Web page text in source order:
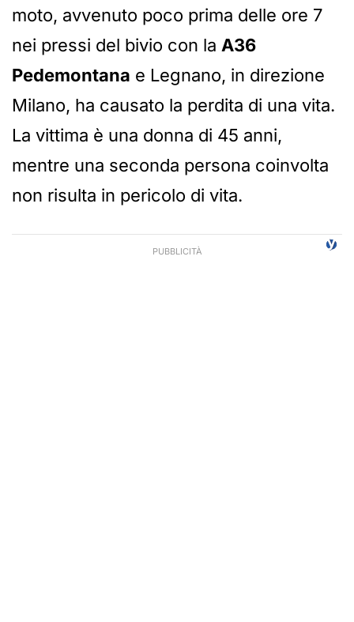
moto, avvenuto poco prima delle ore 7
nei pressi del bivio con la A36
Pedemontana e Legnano, in direzione
Milano, ha causato la perdita di una vita.
La vittima è una donna di 45 anni,
mentre una seconda persona coinvolta
non risulta in pericolo di vita.